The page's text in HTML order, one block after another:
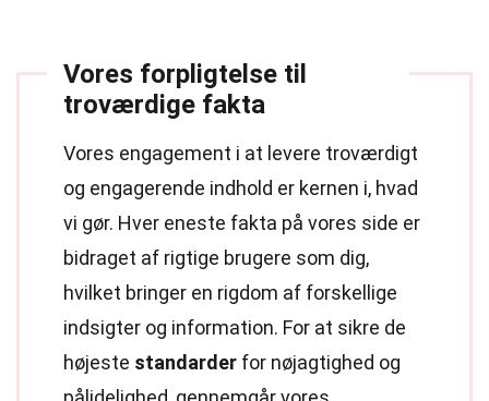
Vores forpligtelse til
troværdige fakta
Vores engagement i at levere troværdigt
og engagerende indhold er kernen i, hvad
vi gør. Hver eneste fakta på vores side er
bidraget af rigtige brugere som dig,
hvilket bringer en rigdom af forskellige
indsigter og information. For at sikre de
højeste standarder for nøjagtighed og